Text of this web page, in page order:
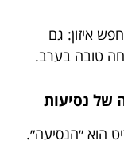
איזון: גם
טובה בערב.
של נסיעות
הוא ״הנסיעה״.